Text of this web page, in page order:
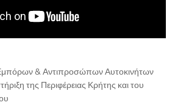
& Αντιπροσώπων Αυτοκινήτων
της Περιφέρειας Κρήτης και του